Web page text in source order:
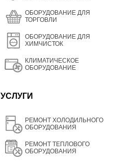
ОБОРУДОВАНИЕ ДЛЯ
ТОРГОВЛИ
ОБОРУДОВАНИЕ ДЛЯ
ХИМЧИСТОК
КЛИМАТИЧЕСКОЕ
ОБОРУДОВАНИЕ
УСЛУГИ
РЕМОНТ ХОЛОДИЛЬНОГО
ОБОРУДОВАНИЯ
РЕМОНТ ТЕПЛОВОГО
ОБОРУДОВАНИЯ